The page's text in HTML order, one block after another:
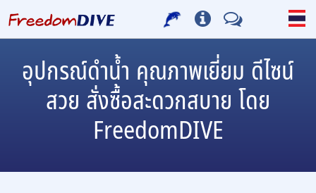
อุปกรณ์ดำน้ำ คุณภาพเยี่ยม ดีไซน์
สวย สั่งซื้อสะดวกสบาย โดย
FreedomDIVE